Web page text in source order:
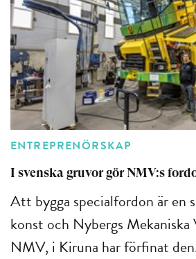
ENTREPRENÖRSKAP
I svenska gruvor gör NMV:s
Att bygga specialfordon är en
konst och Nybergs Mekaniska
NMV, i Kiruna har förfinat